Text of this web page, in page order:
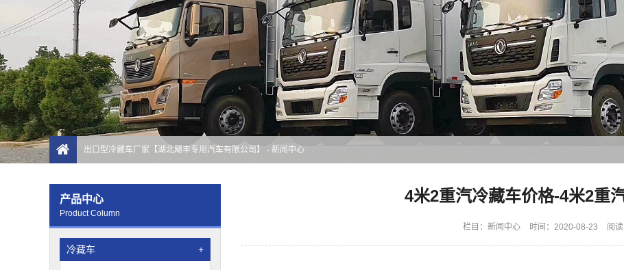
出口型冷藏车厂家【湖北飓丰专用汽车有限公司】 - 新闻中心
产品中心
Product Column
冷藏车 +
4米2重汽冷藏车价格-4米2重
栏目： 新闻中心 时间：2020-08-23 阅